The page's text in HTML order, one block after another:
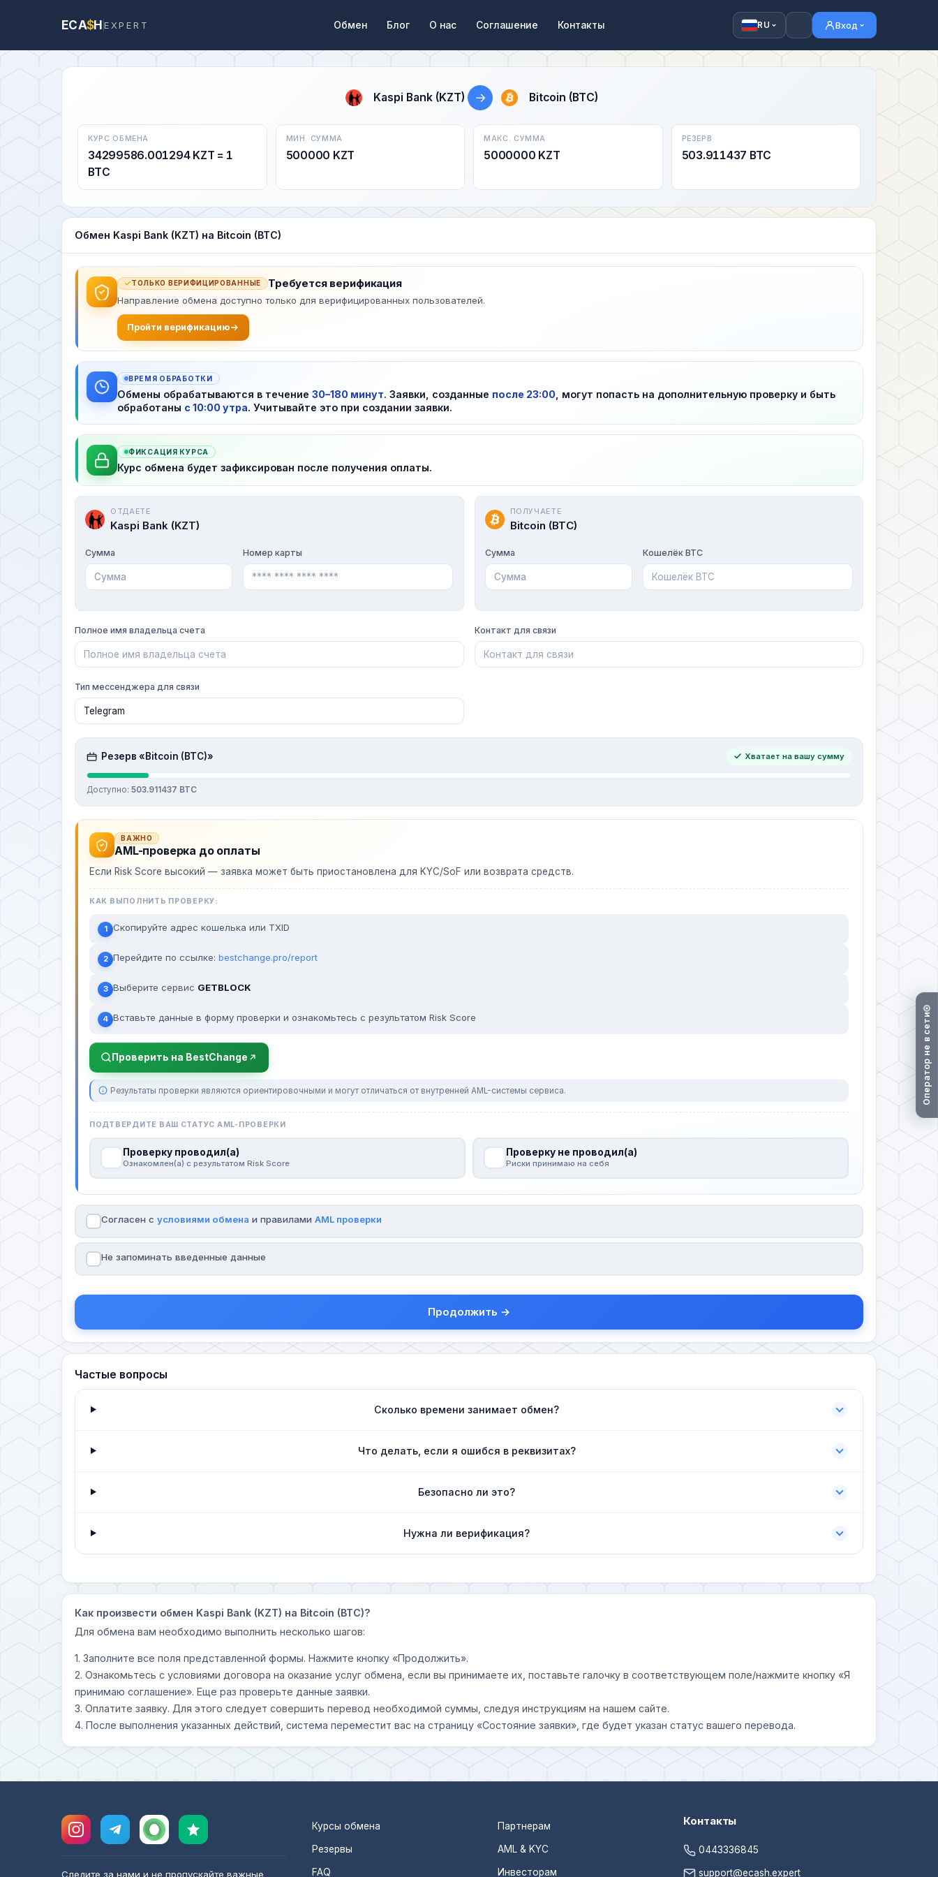
ECA$HEXPERT Обмен Блог О нас Соглашение Контакты RU Вход
Kaspi Bank (KZT) → Bitcoin (BTC)
КУРС ОБМЕНА
34299586.001294 KZT = 1
BTC
МИН. СУММА
500000 KZT
МАКС. СУММА
5000000 KZT
РЕЗЕРВ
503.911437 BTC
Обмен Kaspi Bank (KZT) на Bitcoin (BTC)
ТОЛЬКО ВЕРИФИЦИРОВАННЫЕ Требуется верификация
Направление обмена доступно только для верифицированных пользователей.
Пройти верификацию
ВРЕМЯ ОБРАБОТКИ
Обмены обрабатываются в течение 30–180 минут. Заявки, созданные после 23:00 , могут попасть на дополнительную проверку и быть
обработаны с 10:00 утра. Учитывайте это при создании заявки.
ФИКСАЦИЯ КУРСА
Курс обмена будет зафиксирован после получения оплаты.
ОТДАЕТЕ
Kaspi Bank (KZT)
Сумма Номер карты
ПОЛУЧАЕТЕ
Bitcoin (BTC)
Сумма Кошелёк BTC
Полное имя владельца счета Контакт для связи
Тип мессенджера для связи
Резерв «Bitcoin (BTC)» Хватает на вашу сумму
Доступно: 503.911437 BTC
ВАЖНО
AML-проверка до оплаты
Если Risk Score высокий — заявка может быть приостановлена для KYC/SoF или возврата средств.
КАК ВЫПОЛНИТЬ ПРОВЕРКУ:
1 Скопируйте адрес кошелька или TXID
2 Перейдите по ссылке: bestchange.pro/report
3 Выберите сервис GETBLOCK
4 Вставьте данные в форму проверки и ознакомьтесь с результатом Risk Score
Проверить на BestChange
Результаты проверки являются ориентировочными и могут отличаться от внутренней AML-системы сервиса.
ПОДТВЕРДИТЕ ВАШ СТАТУС AML-ПРОВЕРКИ
Проверку проводил(а)
Ознакомлен(а) с результатом Risk Score
Проверку не проводил(а)
Риски принимаю на себя
Согласен с условиями обмена и правилами AML проверки
Не запоминать введенные данные
Продолжить →
Частые вопросы
Сколько времени занимает обмен?
Что делать, если я ошибся в реквизитах?
Безопасно ли это?
Нужна ли верификация?
Как произвести обмен Kaspi Bank (KZT) на Bitcoin (BTC)?
Для обмена вам необходимо выполнить несколько шагов:
1. Заполните все поля представленной формы. Нажмите кнопку «Продолжить».
2. Ознакомьтесь с условиями договора на оказание услуг обмена, если вы принимаете их, поставьте галочку в соответствующем поле/нажмите кнопку «Я
принимаю соглашение». Еще раз проверьте данные заявки.
3. Оплатите заявку. Для этого следует совершить перевод необходимой суммы, следуя инструкциям на нашем сайте.
4. После выполнения указанных действий, система переместит вас на страницу «Состояние заявки», где будет указан статус вашего перевода.
Следите за нами и не пропускайте важные
Курсы обмена
Резервы
FAQ
Партнерам
AML & KYC
Инвесторам
Контакты
0443336845
support@ecash.expert
Оператор не в сети